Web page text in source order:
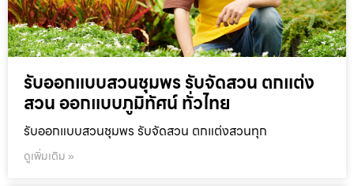
รับออกแบบสวนชุมพร รับจัดสวน ตกแต่ง
สวน ออกแบบภูมิทัศน์ ทั่วไทย
รับออกแบบสวนชุมพร รับจัดสวน ตกแต่งสวนทุก
ดูเพิ่มเติม »